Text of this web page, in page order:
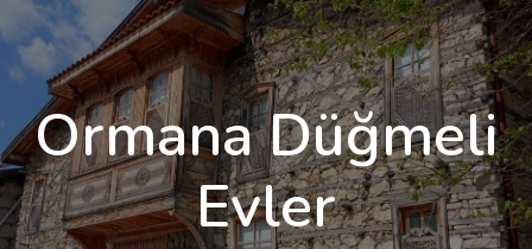
Ormana Düğmeli
Evler